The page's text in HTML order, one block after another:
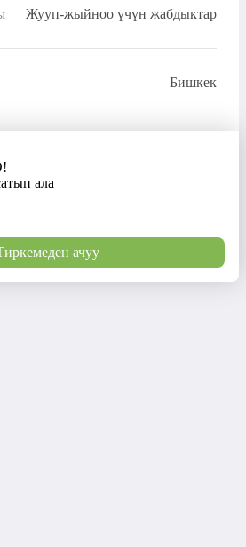
Жууп-жыйноо үчүн жабдыктар
Бишкек
ала
ачуу